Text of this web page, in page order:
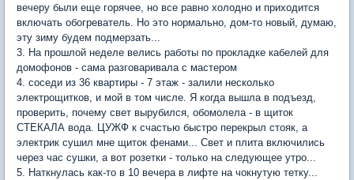
вечеру были еще горячее, но все равно холодно и приходится
включать обогреватель. Но это нормально, дом-то новый, думаю,
эту зиму будем подмерзать...
3. На прошлой неделе велись работы по прокладке кабелей для
домофонов - сама разговаривала с мастером
4. соседи из 36 квартиры - 7 этаж - залили несколько
электрощитков, и мой в том числе. Я когда вышла в подъезд,
проверить, почему свет вырубился, обомолела - в щиток
СТЕКАЛА вода. ЦУЖФ к счастью быстро перекрыл стояк, а
электрик сушил мне щиток фенами... Свет и плита включились
через час сушки, а вот розетки - только на следующее утро...
5. Наткнулась как-то в 10 вечера в лифте на чокнутую тетку...